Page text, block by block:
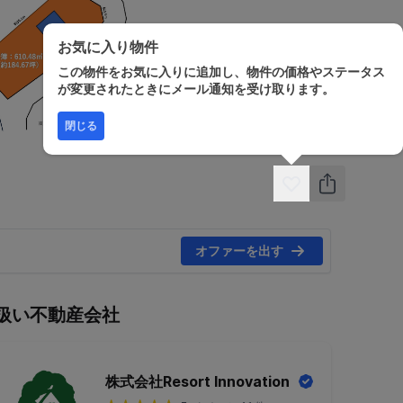
オファーを出す
い不動産会社
株式会社Resort Innovation
お気に入り物件
この物件をお気に入りに追加し、物件の価格やステータス
が変更されたときにメール通知を受け取ります。
閉じる